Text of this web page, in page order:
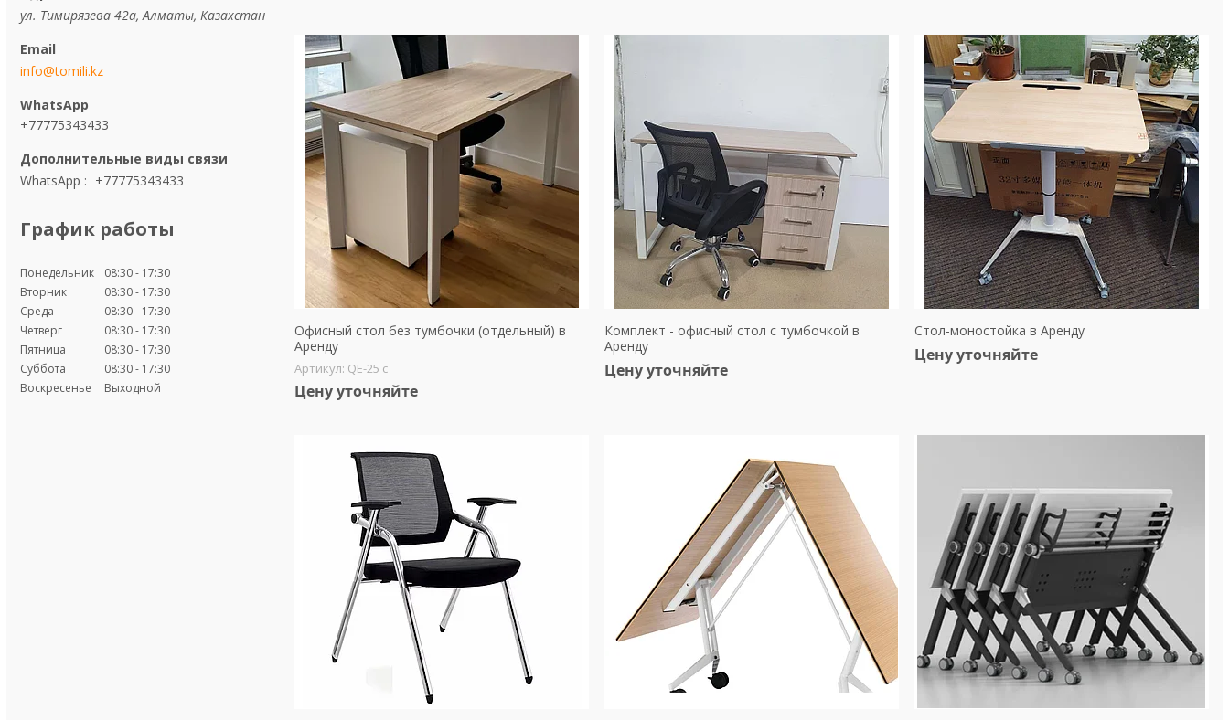
ул. Тимирязева 42а, Алматы, Казахстан
info@tomili.kz
+77775343433
WhatsApp +77775343433
График работы
Понедельник 08:30
17:30
Вторник
08:30
17:30
Среда
08:30
17:30
Четверг
08:30
17:30
Пятница
08:30
17:30
Суббота
08:30
17:30
Воскресенье
Выходной
Офисный стол без тумбочки (отдельный) в
Аренду
QE-25 с
Цену уточняйте
Комплект - офисный стол с тумбочкой в
Аренду
Цену уточняйте
Стол-моностойка в Аренду
Цену уточняйте